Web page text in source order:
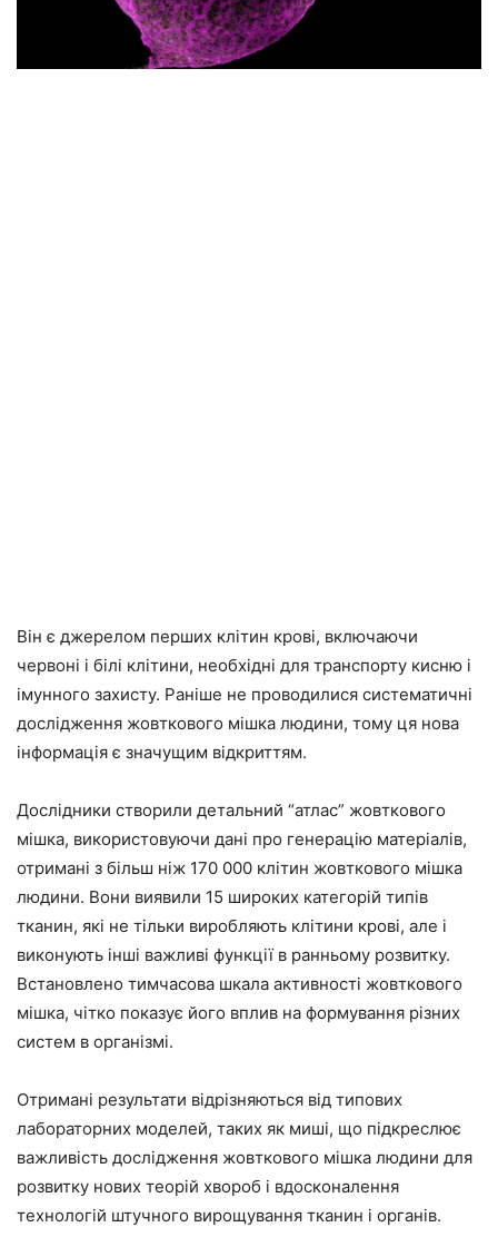
Він є джерелом перших клітин крові, включаючи
червоні і білі клітини, необхідні для транспорту кисню і
імунного захисту. Раніше не проводилися систематичні
дослідження жовткового мішка людини, тому ця нова
інформація є значущим відкриттям.
Дослідники створили детальний “атлас” жовткового
мішка, використовуючи дані про генерацію матеріалів,
отримані з більш ніж 170 000 клітин жовткового мішка
людини. Вони виявили 15 широких категорій типів
тканин, які не тільки виробляють клітини крові, але і
виконують інші важливі функції в ранньому розвитку.
Встановлено тимчасова шкала активності жовткового
мішка, чітко показує його вплив на формування різних
систем в організмі.
Отримані результати відрізняються від типових
лабораторних моделей, таких як миші, що підкреслює
важливість дослідження жовткового мішка людини для
розвитку нових теорій хвороб і вдосконалення
технологій штучного вирощування тканин і органів.